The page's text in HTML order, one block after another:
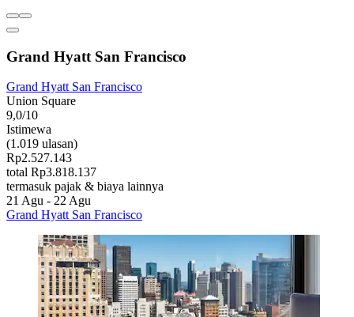
Grand Hyatt San Francisco
Grand Hyatt San Francisco
Union Square
9,0/10
Istimewa
(1.019 ulasan)
Rp2.527.143
total Rp3.818.137
termasuk pajak & biaya lainnya
21 Agu - 22 Agu
Grand Hyatt San Francisco